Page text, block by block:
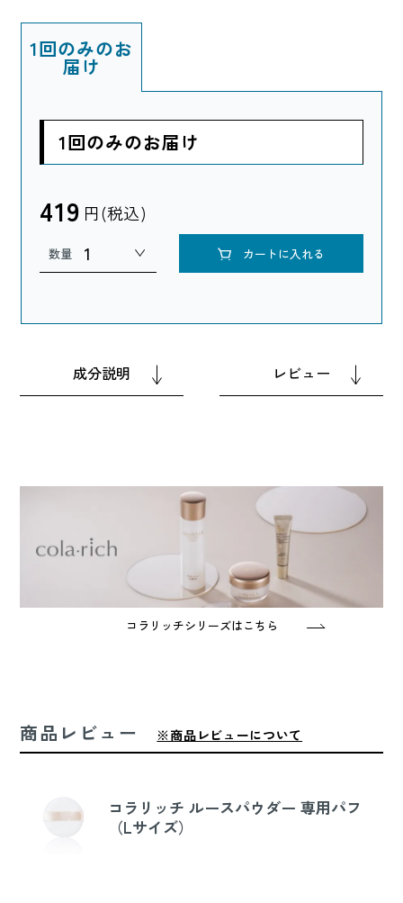
1回のみのお
届け
1回のみのお届け
419 円(税込)
数量 カートに入れる
成分説明 レビュー
コラリッチシリーズはこちら
商品レビュー ※商品レビューについて
コラリッチ ルースパウダー 専用パフ
（Lサイズ）